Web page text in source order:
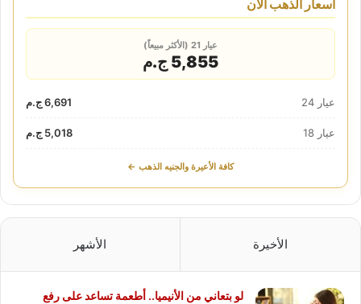
أسعار الذهب الآن
عيار 21 (الأكثر مبيعاً)
5,855 ج.م
عيار 24 6,691 ج.م
عيار 18 5,018 ج.م
كافة الأعيرة والجنيه الذهب ←
الأخيرة الأشهر
لو بتعاني من الأنيميا.. أطعمة تساعد على رفع